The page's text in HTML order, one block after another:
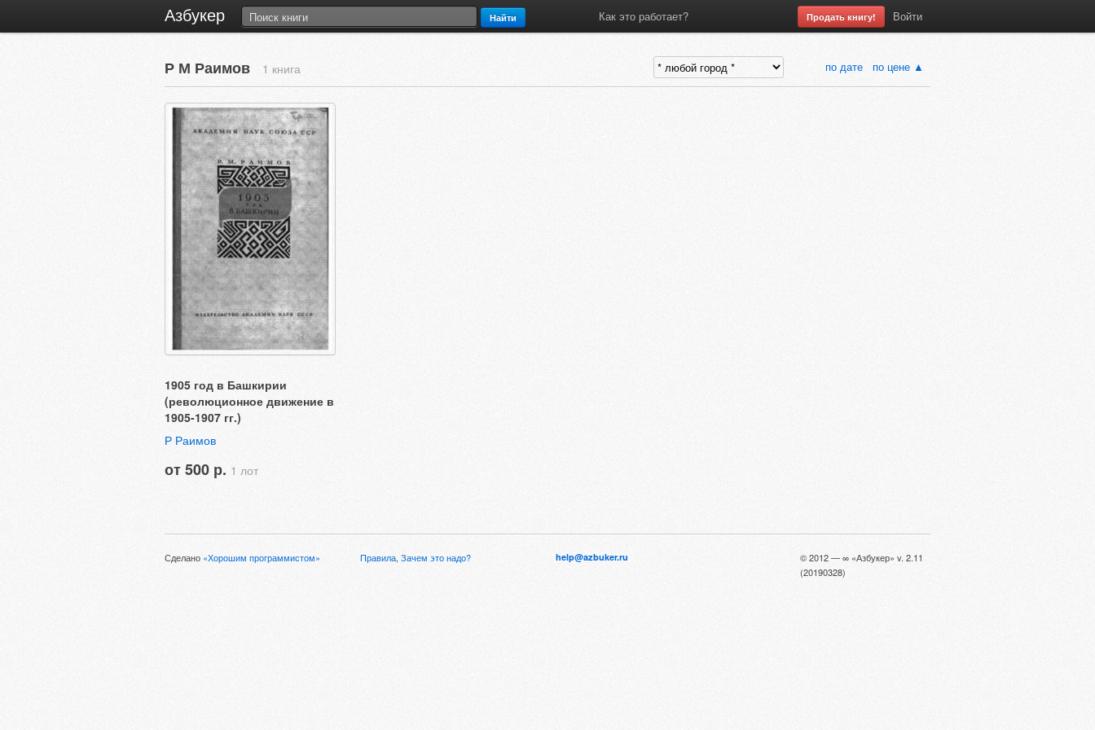
Азбукер Найти Как это работает? Продать книгу! Войти
Р М Раимов 1 книга по дате по цене ▲
1905 год в Башкирии
(революционное движение в
1905-1907 гг.)
Р Раимов
от 500 р. 1 лот
Сделано «Хорошим программистом» Правила, Зачем это надо? help@azbuker.ru
© 2012 — ∞ «Азбукер» v. 2.11
(20190328)